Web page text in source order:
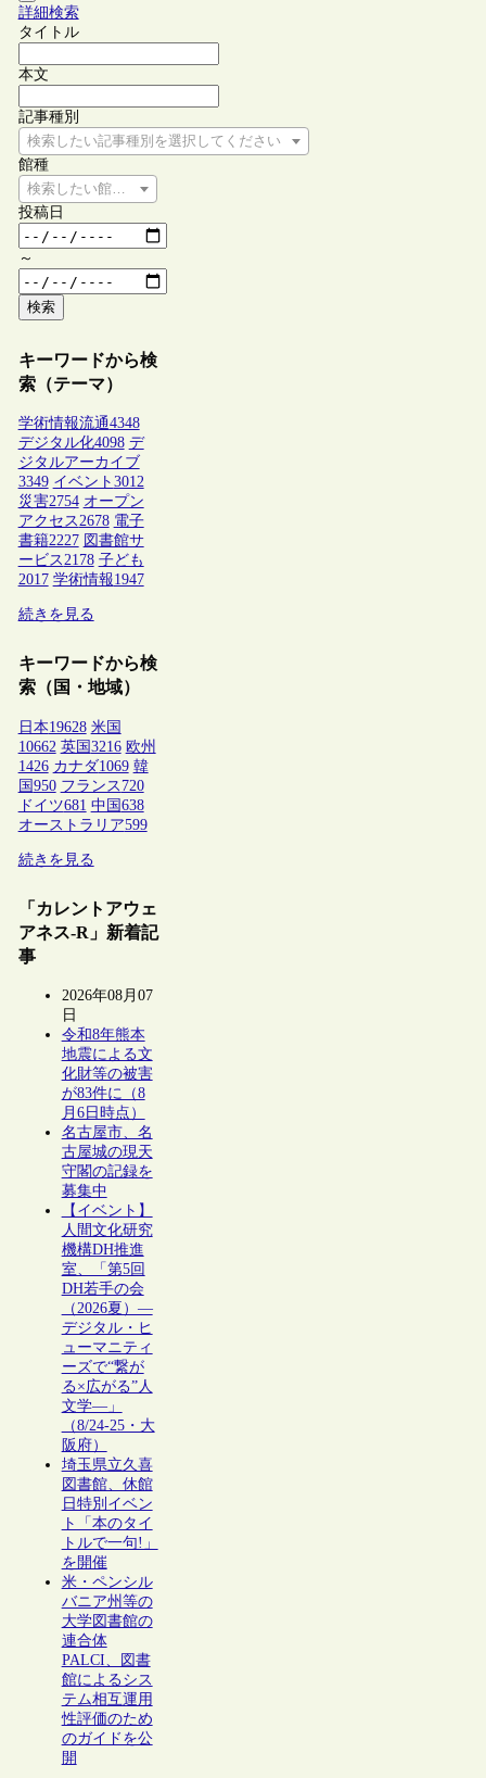
詳細検索
タイトル
本文
記事種別
検索したい記事種別を選択してください
館種
検索したい館種を選択してください
投稿日
～
検索
キーワードから検
索（テーマ）
学術情報流通4348
デジタル化4098 デ
ジタルアーカイブ
3349 イベント 3012
災害2754 オープン
アクセス 2678 電子
書籍2227 図書館サ
ービス 2178 子ども
2017 学術情報1947
続きを見る
キーワードから検
索（国・地域）
日本19628 米国
10662 英国3216 欧州
1426 カナダ1069 韓
国950 フランス 720
ドイツ681 中国638
オーストラリア599
続きを見る
「カレントアウェ
アネス-R」新着記
事
2026年08月07
日
令和8年熊本
地震による文
化財等の被害
が83件に（8
月6日時点）
名古屋市、名
古屋城の現天
守閣の記録を
募集中
【イベント】
人間文化研究
機構DH推進
室、「第5回
DH若手の会
（2026夏）―
デジタル・ヒ
ューマニティ
ーズで“繋が
る×広がる”人
文学―」
（8/24-25・大
阪府）
埼玉県立久喜
図書館、休館
日特別イベン
ト「本のタイ
トルで一句!」
を開催
米・ペンシル
バニア州等の
大学図書館の
連合体
PALCI、図書
館によるシス
テム相互運用
性評価のため
のガイドを公
開